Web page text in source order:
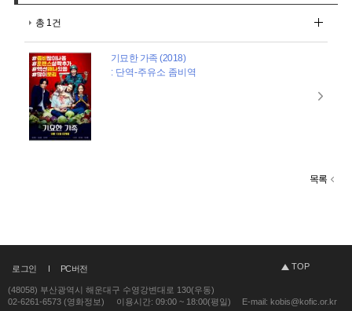
총 1건
기묘한 가족 (2018)
: 단역-주유소 좀비역
목록
로그인 PC버전 TOP
(48058) 부산광역시 해운대구 수영강변대로 130(우동)
02-6261-6573 (영화정보)
이용시간: 09:00 ~ 18:00(평일) E-mail: kobis@kofic.or.kr